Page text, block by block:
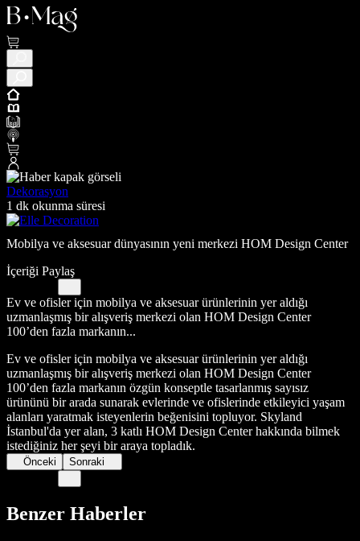
Dekorasyon
1 dk okunma süresi
Mobilya ve aksesuar dünyasının yeni merkezi HOM Design Center
İçeriği Paylaş
Ev ve ofisler için mobilya ve aksesuar ürünlerinin yer aldığı
uzmanlaşmış bir alışveriş merkezi olan HOM Design Center
100’den fazla markanın...
Ev ve ofisler için mobilya ve aksesuar ürünlerinin yer aldığı
uzmanlaşmış bir alışveriş merkezi olan HOM Design Center
100’den fazla markanın özgün konseptle tasarlanmış sayısız
ürününü bir arada sunarak evlerinde ve ofislerinde etkileyici yaşam
alanları yaratmak isteyenlerin beğenisini topluyor. Skyland
İstanbul'da yer alan, 3 katlı HOM Design Center hakkında bilmek
istediğiniz her şeyi bir araya topladık.
Önceki Sonraki
Benzer Haberler